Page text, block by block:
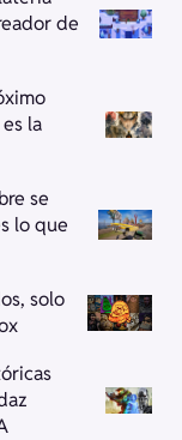
de
la
se
lo que
solo